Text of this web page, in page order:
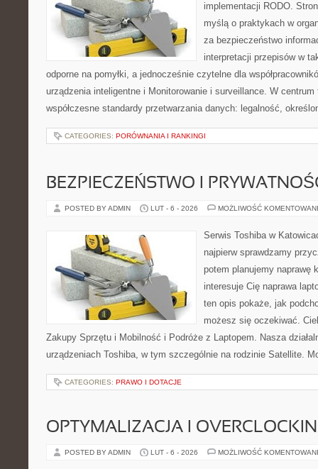
implementacji RODO.
myślą o praktykach w
za bezpieczeństwo
interpretacji przepisów w
odporne na pomyłki, a jednocześnie czytelne dla
urządzenia inteligentne i Monitorowanie i surveillance. W
współczesne standardy przetwarzania danych: legalność,
CATEGORIES: PORÓWNANIA I RANKINGI
BEZPIECZEŃSTWO I
POSTED BY ADMIN LUT - 6 - 2026 MOŻLIWOŚĆ
Serwis Toshiba w
najpierw sprawdzamy
potem planujemy naprawę
interesuje Cię naprawa
ten opis pokaże, jak
możesz się oczekiwać.
Zakupy Sprzętu i Mobilność i Podróże z Laptopem. Nasza
urządzeniach Toshiba, w tym szczególnie na rodzinie Satellite.
CATEGORIES: PRAWO I DOTACJE
OPTYMALIZACJA I
POSTED BY ADMIN LUT - 6 - 2026 MOŻLIWOŚĆ